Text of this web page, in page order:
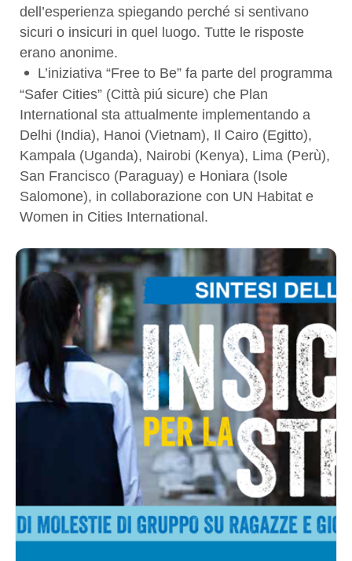
dell’esperienza spiegando perché si sentivano
sicuri o insicuri in quel luogo. Tutte le risposte
erano anonime.
L’iniziativa “Free to Be” fa parte del programma
“Safer Cities” (Città piú sicure) che Plan
International sta attualmente implementando a
Delhi (India), Hanoi (Vietnam), Il Cairo (Egitto),
Kampala (Uganda), Nairobi (Kenya), Lima (Perù),
San Francisco (Paraguay) e Honiara (Isole
Salomone), in collaborazione con UN Habitat e
Women in Cities International.